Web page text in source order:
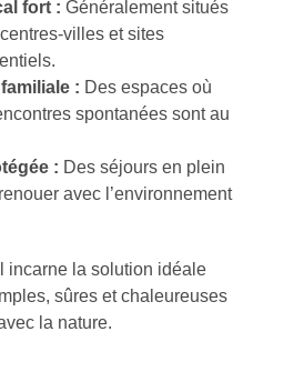
fort : Généralement situés
villes et sites
: Des espaces où
spontanées sont au
: Des séjours en plein
avec l’environnement
incarne la solution idéale
sûres et chaleureuses
la nature.